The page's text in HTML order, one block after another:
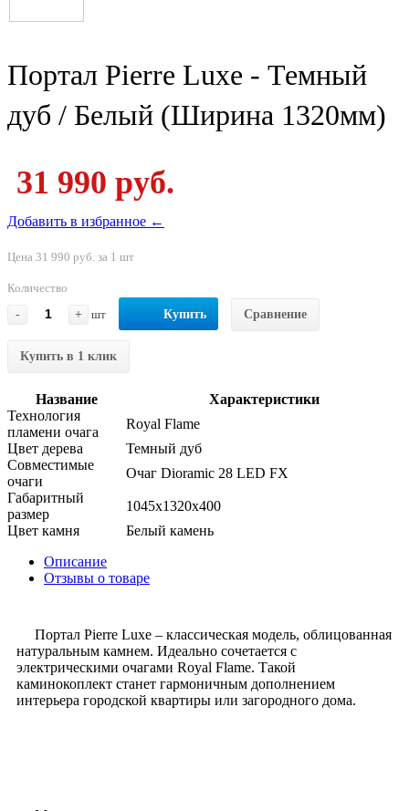
Портал Pierre Luxe - Темный
дуб / Белый (Ширина 1320мм)
31 990 руб.
Добавить в избранное ←
Цена 31 990 руб. за 1 шт
Количество
-
+ шт Купить Сравнение
Купить в 1 клик
Название
Характеристики
Технология
пламени очага
Royal Flame
Цвет дерева
Темный дуб
Совместимые
очаги
Очаг Dioramic 28 LED FX
Габаритный
размер
1045x1320x400
Цвет камня
Белый камень
Описание
Отзывы о товаре
Портал Pierre Luxe – классическая модель, облицованная
натуральным камнем. Идеально сочетается с
электрическими очагами Royal Flame. Такой
каминокоплект станет гармоничным дополнением
интерьера городской квартиры или загородного дома.